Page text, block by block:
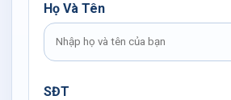
Họ Và Tên
SĐT